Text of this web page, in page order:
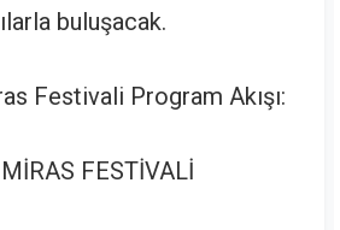
buluşacak.
Festivali Program Akışı:
FESTİVALİ